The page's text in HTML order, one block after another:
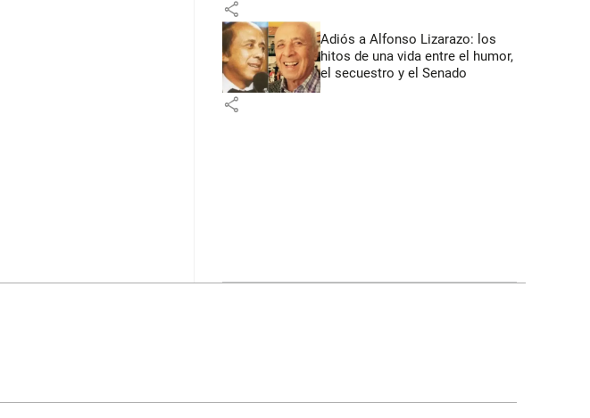
share
Adiós a Alfonso Lizarazo: los
hitos de una vida entre el humor,
el secuestro y el Senado
share